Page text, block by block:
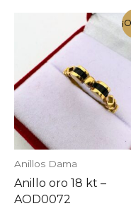
es:
Anillos Dama
Anillo oro 18 kt –
AOD0072